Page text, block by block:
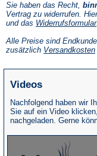
Sie haben das Recht,
Vertrag zu widerrufen.
und das Widerrufsformular
Alle Preise sind
zusätzlich Versandkosten
Videos
Nachfolgend haben wir
Sie auf ein Video
nachgeladen. Gerne